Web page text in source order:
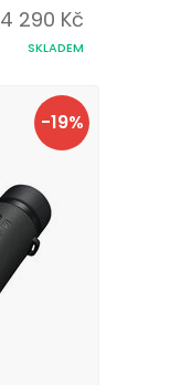
4 290 Kč
SKLADEM
-19%